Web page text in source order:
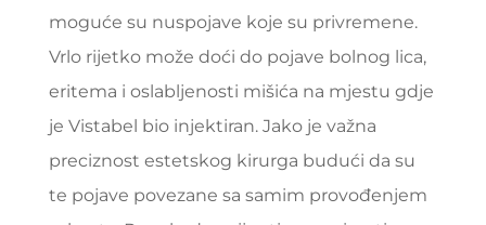
moguće su nuspojave koje su privremene.
Vrlo rijetko može doći do pojave bolnog lica,
eritema i oslabljenosti mišića na mjestu gdje
je Vistabel bio injektiran. Jako je važna
preciznost estetskog kirurga budući da su
te pojave povezane sa samim provođenjem